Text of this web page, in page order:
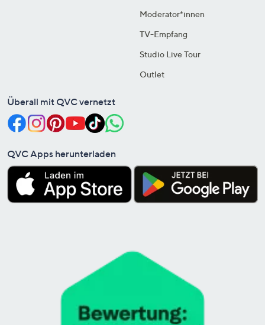
Moderator*innen
TV-Empfang
Studio Live Tour
Outlet
Überall mit QVC vernetzt
QVC Apps herunterladen